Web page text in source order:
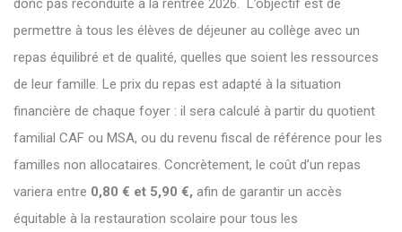
donc pas reconduite à la rentrée 2026. L’objectif est de
permettre à tous les élèves de déjeuner au collège avec un
repas équilibré et de qualité, quelles que soient les ressources
de leur famille. Le prix du repas est adapté à la situation
financière de chaque foyer : il sera calculé à partir du quotient
familial CAF ou MSA, ou du revenu fiscal de référence pour les
familles non allocataires. Concrètement, le coût d’un repas
variera entre 0,80 € et 5,90 €, afin de garantir un accès
équitable à la restauration scolaire pour tous les